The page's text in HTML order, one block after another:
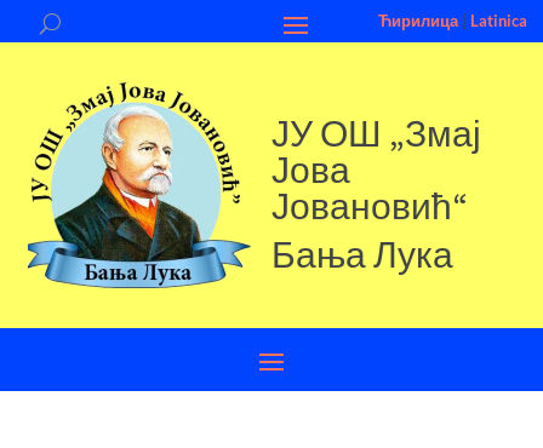
Ћирилица| Latinica
ЈУ ОШ „Змај
Јова
Јовановић“
Бања Лука